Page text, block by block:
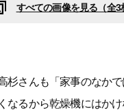
すべての画像を見る（全3
杉さんも「家事のなか
なるから乾燥機にはか